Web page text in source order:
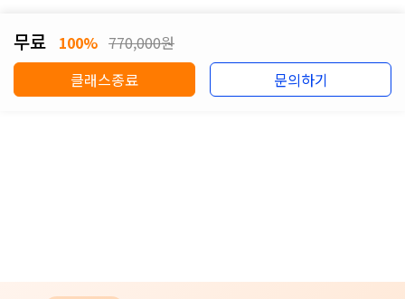
무료 100% 770,000원
클래스종료
문의하기